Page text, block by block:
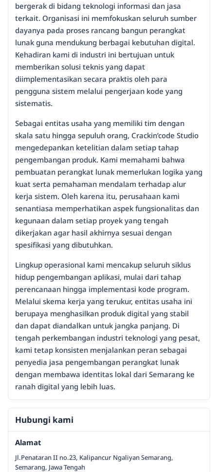
bergerak di bidang teknologi informasi dan jasa
terkait. Organisasi ini memfokuskan seluruh sumber
dayanya pada proses rancang bangun perangkat
lunak guna mendukung berbagai kebutuhan digital.
Kehadiran kami di industri ini bertujuan untuk
memberikan solusi teknis yang dapat
diimplementasikan secara praktis oleh para
pengguna sistem melalui pengerjaan kode yang
sistematis.
Sebagai entitas usaha yang memiliki tim dengan
skala satu hingga sepuluh orang, Crackin’code Studio
mengedepankan ketelitian dalam setiap tahap
pengembangan produk. Kami memahami bahwa
pembuatan perangkat lunak memerlukan logika yang
kuat serta pemahaman mendalam terhadap alur
kerja sistem. Oleh karena itu, perusahaan kami
senantiasa memperhatikan aspek fungsionalitas dan
kegunaan dalam setiap proyek yang tengah
dikerjakan agar hasil akhirnya sesuai dengan
spesifikasi yang dibutuhkan.
Lingkup operasional kami mencakup seluruh siklus
hidup pengembangan aplikasi, mulai dari tahap
perencanaan hingga implementasi kode program.
Melalui skema kerja yang terukur, entitas usaha ini
berupaya menghasilkan produk digital yang stabil
dan dapat diandalkan untuk jangka panjang. Di
tengah perkembangan industri teknologi yang pesat,
kami tetap konsisten menjalankan peran sebagai
penyedia jasa pengembangan perangkat lunak
dengan membawa identitas lokal dari Semarang ke
ranah digital yang lebih luas.
Hubungi kami
Alamat
Jl.Penataran II no.23, Kalipancur Ngaliyan Semarang,
Semarang, Jawa Tengah